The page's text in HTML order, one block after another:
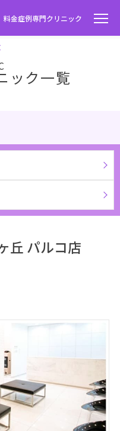
料金症例専門クリニック
ック一覧
丘 パルコ店